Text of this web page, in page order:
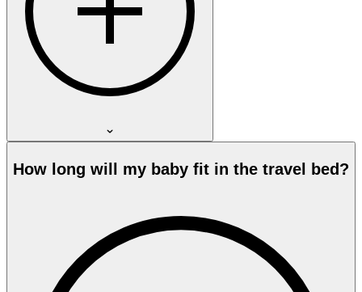
How long will my baby fit in the travel bed?